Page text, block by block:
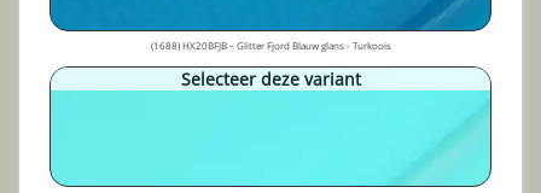
(1688) HX20BFJB – Glitter Fjord Blauw glans - Turkoois
Selecteer deze variant